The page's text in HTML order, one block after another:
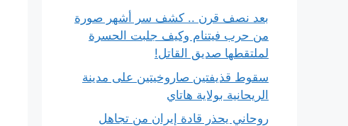
بعد نصف قرن .. كشف سر أشهر صورة
من حرب فيتنام وكيف جلبت الحسرة
لملتقطها صديق القاتل!
سقوط قذيفتين صاروخيتين على مدينة
الريحانية بولاية هاتاي
روحاني يحذر قادة إيران من تجاهل